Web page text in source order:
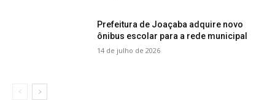
Prefeitura de Joaçaba adquire novo
ônibus escolar para a rede municipal
14 de julho de 2026